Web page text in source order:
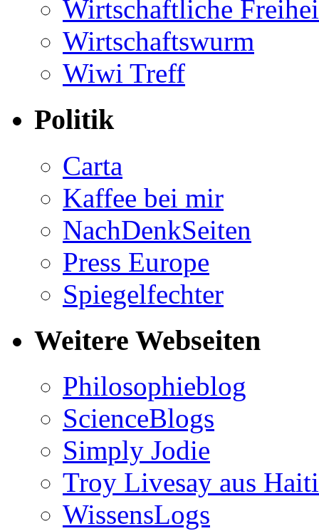
Wirtschaftliche
Wirtschaftswurm
Wiwi Treff
Politik
Carta
Kaffee bei mir
NachDenkSeiten
Press Europe
Spiegelfechter
Weitere Webseiten
Philosophieblog
ScienceBlogs
Simply Jodie
Troy Livesay aus Haiti
WissensLogs